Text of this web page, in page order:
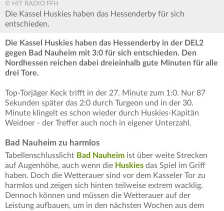
© HIT RADIO FFH
Die Kassel Huskies haben das Hessenderby für sich
entschieden.
Die Kassel Huskies haben das Hessenderby in der DEL2
gegen Bad Nauheim mit 3:0 für sich entschieden. Den
Nordhessen reichen dabei dreieinhalb gute Minuten für alle
drei Tore.
Top-Torjäger Keck trifft in der 27. Minute zum 1:0. Nur 87
Sekunden später das 2:0 durch Turgeon und in der 30.
Minute klingelt es schon wieder durch Huskies-Kapitän
Weidner - der Treffer auch noch in eigener Unterzahl.
Bad Nauheim zu harmlos
Tabellenschlusslicht Bad Nauheim ist über weite Strecken
auf Augenhöhe, auch wenn die Huskies das Spiel im Griff
haben. Doch die Wetterauer sind vor dem Kasseler Tor zu
harmlos und zeigen sich hinten teilweise extrem wacklig.
Dennoch können und müssen die Wetterauer auf der
Leistung aufbauen, um in den nächsten Wochen aus dem